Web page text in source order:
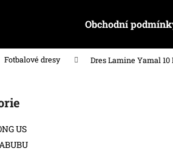
Obchodní
Fotbalové dresy Dres Lamine Yamal 10
US